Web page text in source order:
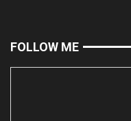
FOLLOW ME